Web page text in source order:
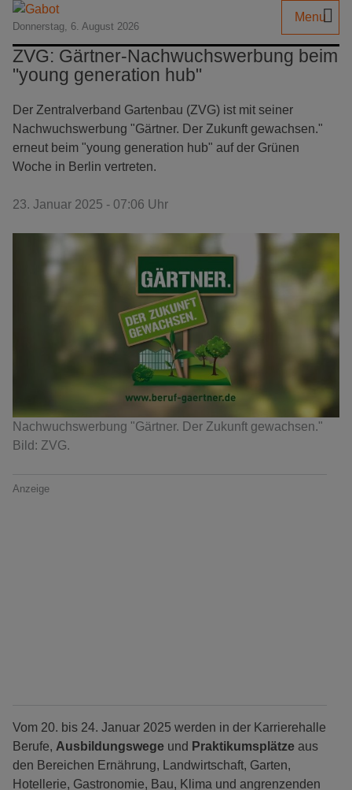
Donnerstag, 6. August 2026
Menu
ZVG: Gärtner-Nachwuchswerbung beim
"young generation hub"
Der Zentralverband Gartenbau (ZVG) ist mit seiner
Nachwuchswerbung "Gärtner. Der Zukunft gewachsen."
erneut beim "young generation hub" auf der Grünen
Woche in Berlin vertreten.
23. Januar 2025 - 07:06 Uhr
Nachwuchswerbung "Gärtner. Der Zukunft gewachsen."
Bild: ZVG.
Anzeige
Vom 20. bis 24. Januar 2025 werden in der Karrierehalle
Berufe, Ausbildungswege und Praktikumsplätze aus
den Bereichen Ernährung, Landwirtschaft, Garten,
Hotellerie, Gastronomie, Bau, Klima und angrenzenden